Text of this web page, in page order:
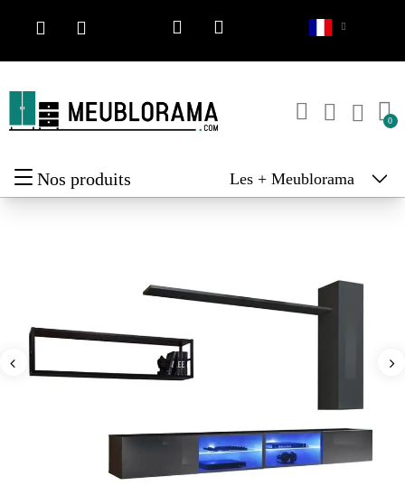
Nos produits Les + Meublorama